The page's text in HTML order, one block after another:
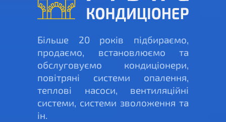
Більше 20 років підбираємо,
продаємо, встановлюємо та
обслуговуємо кондиціонери,
повітряні системи опалення,
теплові насоси, вентиляційні
системи, системи зволоження та
ін.